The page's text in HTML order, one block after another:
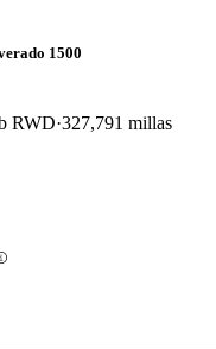
1500
RWD 327,791 millas